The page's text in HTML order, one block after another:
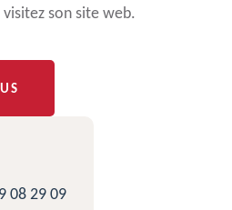
son site web.
08 29 09